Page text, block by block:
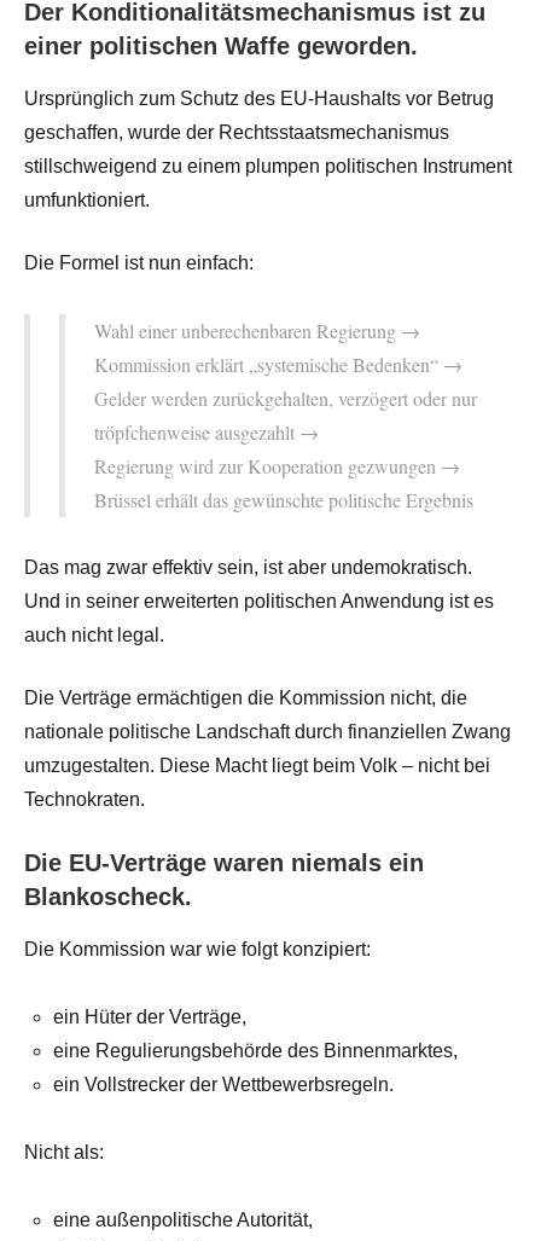
Der Konditionalitätsmechanismus ist zu
einer politischen Waffe geworden.
Ursprünglich zum Schutz des EU-Haushalts vor Betrug
geschaffen, wurde der Rechtsstaatsmechanismus
stillschweigend zu einem plumpen politischen Instrument
umfunktioniert.
Die Formel ist nun einfach:
Wahl einer unberechenbaren Regierung →
Kommission erklärt „systemische Bedenken“ →
Gelder werden zurückgehalten, verzögert oder nur
tröpfchenweise ausgezahlt →
Regierung wird zur Kooperation gezwungen →
Brüssel erhält das gewünschte politische Ergebnis
Das mag zwar effektiv sein, ist aber undemokratisch.
Und in seiner erweiterten politischen Anwendung ist es
auch nicht legal.
Die Verträge ermächtigen die Kommission nicht, die
nationale politische Landschaft durch finanziellen Zwang
umzugestalten. Diese Macht liegt beim Volk – nicht bei
Technokraten.
Die EU-Verträge waren niemals ein
Blankoscheck.
Die Kommission war wie folgt konzipiert:
ein Hüter der Verträge,
eine Regulierungsbehörde des Binnenmarktes,
ein Vollstrecker der Wettbewerbsregeln.
Nicht als:
eine außenpolitische Autorität,